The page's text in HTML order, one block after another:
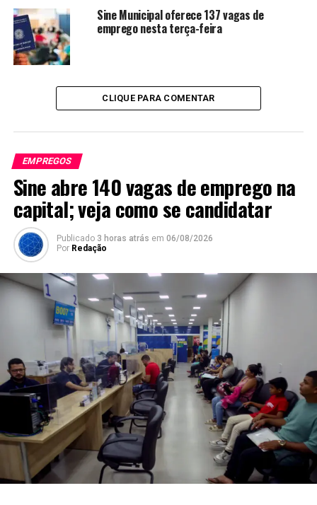
Sine Municipal oferece 137 vagas de
emprego nesta terça-feira
CLIQUE PARA COMENTAR
EMPREGOS
Sine abre 140 vagas de emprego na
capital; veja como se candidatar
Publicado 3 horas atrás em 06/08/2026
Por Redação